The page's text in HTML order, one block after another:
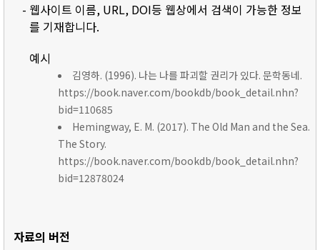
- 웹사이트 이름, URL, DOI등 웹상에서 검색이 가능한 정보
를 기재합니다.
예시
김영하. (1996). 나는 나를 파괴할 권리가 있다. 문학동네.
https://book.naver.com/bookdb/book_detail.nhn?
bid=110685
Hemingway, E. M. (2017). The Old Man and the Sea.
The Story.
https://book.naver.com/bookdb/book_detail.nhn?
bid=12878024
자료의 버전